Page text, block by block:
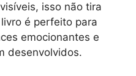
isso não tira
é perfeito para
emocionantes e
desenvolvidos.